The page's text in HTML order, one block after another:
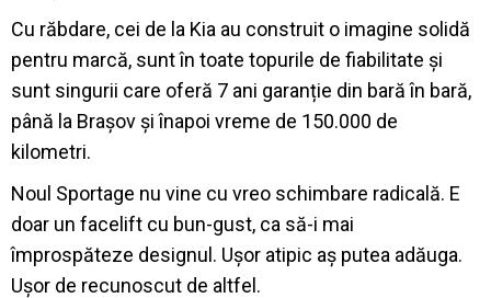
Cu răbdare, cei de la Kia au construit o imagine solidă
pentru marcă, sunt în toate topurile de fiabilitate și
sunt singurii care oferă 7 ani garanție din bară în bară,
până la Brașov și înapoi vreme de 150.000 de
kilometri.
Noul Sportage nu vine cu vreo schimbare radicală. E
doar un facelift cu bun-gust, ca să-i mai
împrospăteze designul. Ușor atipic aș putea adăuga.
Ușor de recunoscut de altfel.